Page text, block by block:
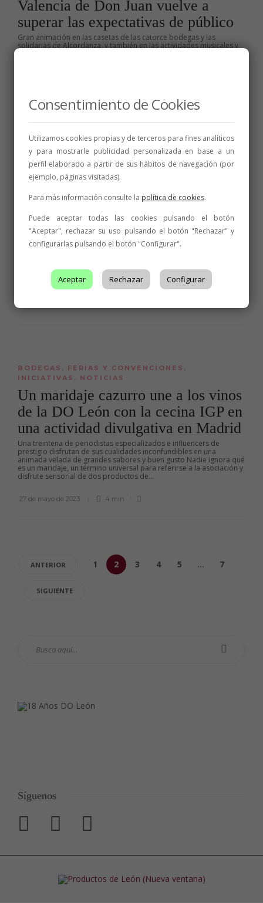
Valencia de Don Juan vuelve a
superar las expectativas de público
Gran animación en las casetas de las catorce bodegas y las
solidarias de Alcordanza, y también en las actividades musicales y
BODEGAS ENOTURISMO ,
CONVENCIONES,NOTICIAS
La DO León exhibirá el “excelente”
de sus vinos de la añada 2022 en su
gran feria anual con presencia de 14
bodegas
Valencia de Don Juan acogerá la vigésimo primera edición del
durante los días 28 a 30 Catorce bodegas adscritas al Consejo
BODEGAS , FERIAS Y CONVENCIONES ,
INICIATIVAS , NOTICIAS
Un maridaje cazurro une a los vinos
de la DO León con la cecina IGP en
una actividad divulgativa en Madrid
Una treintena de periodistas especializados e influencers de
prestigio disfrutan de sus cualidades inconfundibles en una
animada velada de grandes sabores y buen gusto Nadie ignora qué
es un maridaje, un término universal para referirse a la asociación y
disfrute sensorial de dos productos de...
27 de mayo de 2023 4 min
ANTERIOR 1 2 3 4 5 … 7
SIGUIENTE
Síguenos
Consentimiento de Cookies
Utilizamos cookies propias y de terceros para fines analíticos
y para mostrarle publicidad personalizada en base a un
perfil elaborado a partir de sus hábitos de navegación (por
ejemplo, páginas visitadas).
Para más información consulte la política de cookies.
Puede aceptar todas las cookies pulsando el botón
"Aceptar", rechazar su uso pulsando el botón "Rechazar" y
configurarlas pulsando el botón "Configurar".
Aceptar Rechazar Configurar